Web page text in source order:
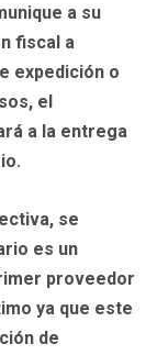
a su
fiscal a
expedición o
el
a la entrega
se
es un
proveedor
ya que este
de